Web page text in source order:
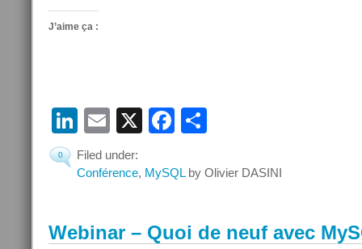
J’aime ça :
LinkedIn
Email
X Facebook
0
Filed under:
Conférence, MySQLby Olivier DASINI
Webinar – Quoi de neuf avec